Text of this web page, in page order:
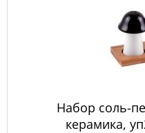
Набор соль-
керамика,